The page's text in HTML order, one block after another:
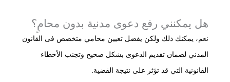
هل يمكنني رفع دعوى مدنية بدون محامٍ؟
نعم، يمكنك ذلك ولكن يفضل تعيين محامي متخصص فى القانون
المدني لضمان تقديم الدعوى بشكل صحيح وتجنب الأخطاء
القانونية التي قد تؤثر على نتيجة القضية.